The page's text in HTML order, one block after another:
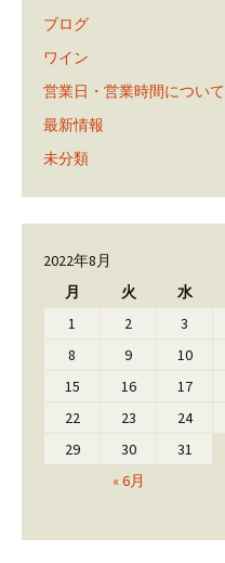
ブログ
ワイン
営業日・営業時間について
最新情報
未分類
2022年8月
月
火 水
« 6月
1 2 3
8
9 10
15
16 17
22
23 24
29
30 31